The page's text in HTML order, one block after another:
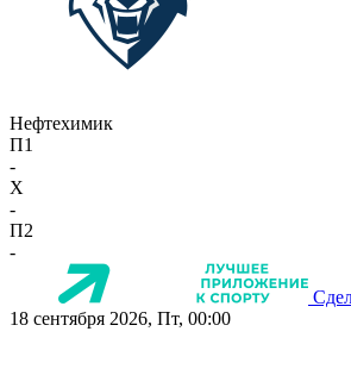
Нефтехимик
П1
-
X
-
П2
-
18 сентября 2026, Пт, 00:00